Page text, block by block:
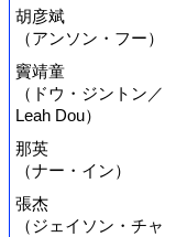
胡彦斌
（アンソン・フー）
竇靖童
（ドウ・ジントン／
Leah Dou）
那英
（ナー・イン）
張杰
（ジェイソン・チャ